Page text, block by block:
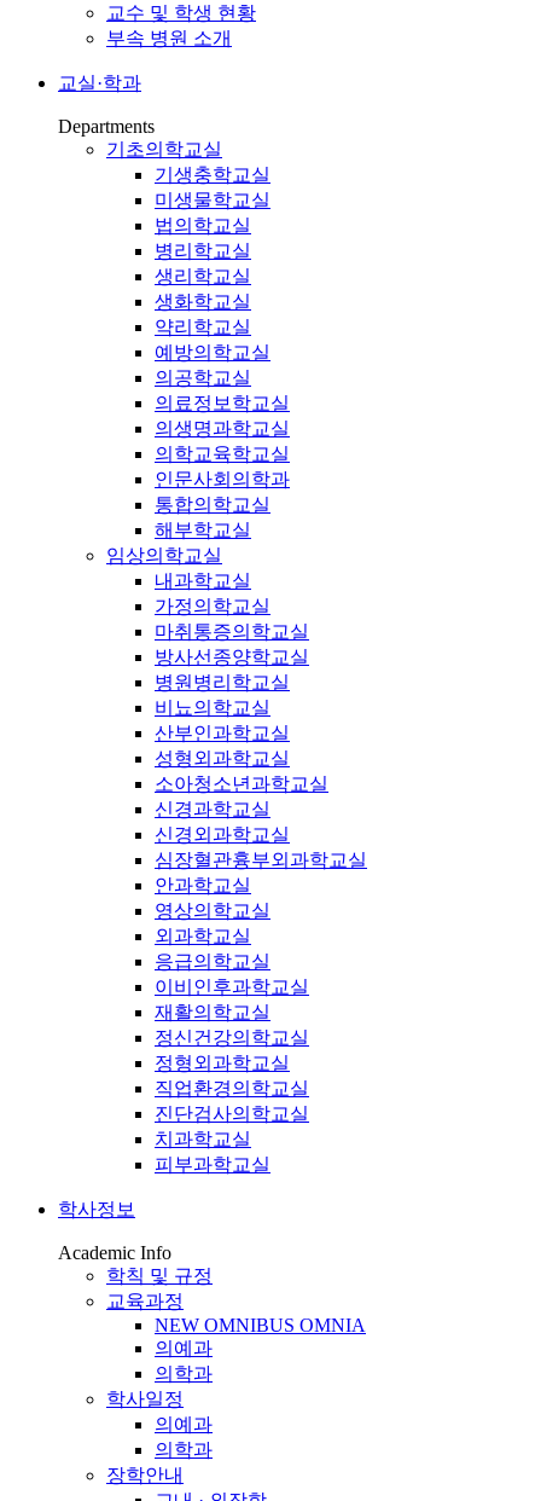
교수 및 학생 현황
부속 병원 소개
교실·학과
Departments
기초의학교실
기생충학교실
미생물학교실
법의학교실
병리학교실
생리학교실
생화학교실
약리학교실
예방의학교실
의공학교실
의료정보학교실
의생명과학교실
의학교육학교실
인문사회의학과
통합의학교실
해부학교실
임상의학교실
내과학교실
가정의학교실
마취통증의학교실
방사선종양학교실
병원병리학교실
비뇨의학교실
산부인과학교실
성형외과학교실
소아청소년과학교실
신경과학교실
신경외과학교실
심장혈관흉부외과학교실
안과학교실
영상의학교실
외과학교실
응급의학교실
이비인후과학교실
재활의학교실
정신건강의학교실
정형외과학교실
직업환경의학교실
진단검사의학교실
치과학교실
피부과학교실
학사정보
Academic Info
학칙 및 규정
교육과정
NEW OMNIBUS OMNIA
의예과
의학과
학사일정
의예과
의학과
장학안내